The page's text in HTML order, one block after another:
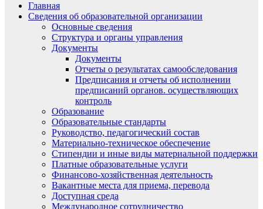
Главная
Сведения об образовательной организации
Основные сведения
Структура и органы управления
Документы
Документы
Отчеты о результатах самообследования
Предписания и отчеты об исполнении
предписаний органов. осуществляющих
контроль
Образование
Образовательные стандарты
Руководство, педагогический состав
Материально-техническое обеспечение
Стипендии и иные виды материальной поддержки
Платные образовательные услуги
Финансово-хозяйственная деятельность
Вакантные места для приема, перевода
Доступная среда
Международное сотрудничество